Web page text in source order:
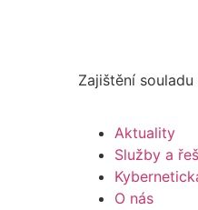
Zajištění
Aktuality
Služby a
O nás